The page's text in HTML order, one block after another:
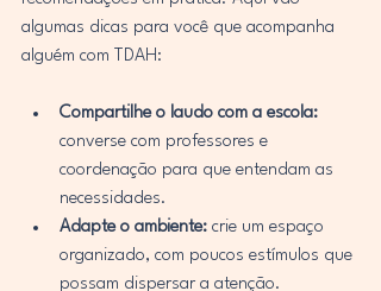
algumas dicas para você que acompanha
alguém com TDAH:
Compartilhe o laudo com a escola:
converse com professores e
coordenação para que entendam as
necessidades.
Adapte o ambiente: crie um espaço
organizado, com poucos estímulos que
possam dispersar a atenção.